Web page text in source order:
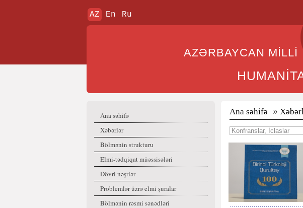
AZ En Ru
AZƏRBAYCAN
Ana səhifə
Xəbərlər
Bölmənin strukturu
Elmi-tədqiqat müəssisələri
Dövri nəşrlər
Problemlər üzrə elmi şuralar
Bölmənin rəsmi sənədləri
Ana səhifə